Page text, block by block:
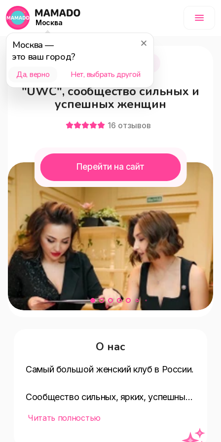
Москва
Москва —
это ваш город?
Да, верно Нет, выбрать другой
Москва
"UWC", сообщество сильных и
успешных женщин
16 отзывов
Перейти на сайт
О нас
Самый большой женский клуб в России.
Сообщество сильных, ярких, успешных
Читать полностью